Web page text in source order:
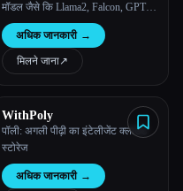
मॉडल जैसे कि Llama2, Falcon, GPT-J,
GPT-NeoX, फ़्लैं-T5, M2M100,
कोडजेन, स्टेबल डिफ्यूज़न जैसे REST
API और प्लेग्राउंड के ज़रिये ऐक्सेस
प्रदान करता है।
अधिक जानकारी →
मिलने जाना↗︎
WithPoly
पॉली: अगली पीढ़ी का इंटेलीजेंट क्लाउड
स्टोरेज
अधिक जानकारी →